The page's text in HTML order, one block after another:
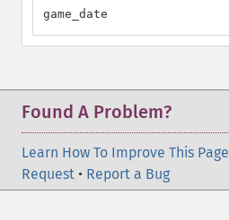
game_date
Found A Problem?
Learn How To Improve This Page
Request • Report a Bug